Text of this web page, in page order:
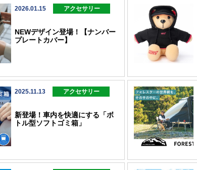
2026.01.15 アクセサリー
NEWデザイン登場！【ナンバー
プレートカバー】
2025.11.13 アクセサリー
新登場！車内を快適にする「ボ
トル型ソフトゴミ箱」